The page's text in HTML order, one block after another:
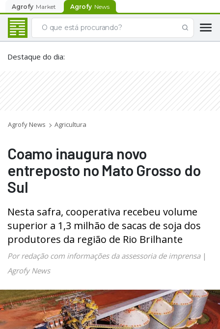
Agrofy Market Agrofy News
Destaque do dia:
Agrofy News Agricultura
Coamo inaugura novo
entreposto no Mato Grosso do
Sul
Nesta safra, cooperativa recebeu volume
superior a 1,3 milhão de sacas de soja dos
produtores da região de Rio Brilhante
Por redação com informações da assessoria de imprensa|
Agrofy News